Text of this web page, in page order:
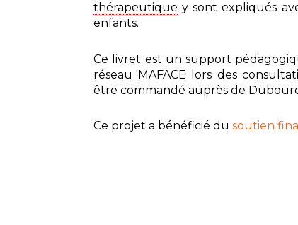
thérapeutique y sont expliqués
enfants.
Ce livret est un support
réseau MAFACE lors des
être commandé auprès de
Ce projeta bénéficié dusoutien